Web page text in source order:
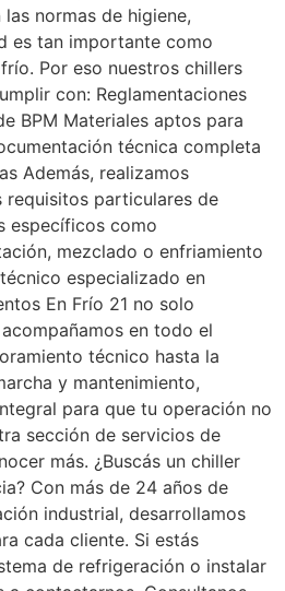
normas de higiene,
es tan importante como
Por eso nuestros chillers
con: Reglamentaciones
BPM Materiales aptos para
técnica completa
Además, realizamos
requisitos particulares de
específicos como
mezclado o enfriamiento
especializado en
En Frío 21 no solo
en todo el
técnico hasta la
y mantenimiento,
para que tu operación no
sección de servicios de
más. ¿Buscás un chiller
Con más de 24 años de
industrial, desarrollamos
cada cliente. Si estás
de refrigeración o instalar